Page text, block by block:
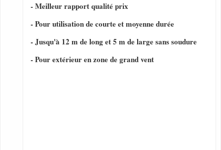
- Meilleur rapport qualité prix
- Pour utilisation de courte et moyenne durée
- Jusqu'à 12 m de long et 5 m de large sans soudure
- Pour extérieur en zone de grand vent